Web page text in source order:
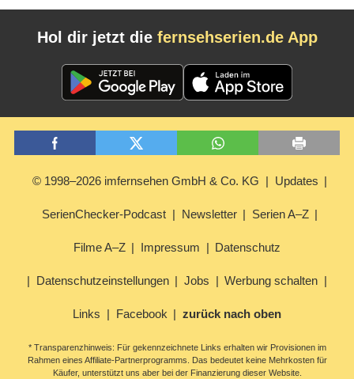
Hol dir jetzt die fernsehserien.de App
© 1998–2026 imfernsehen GmbH & Co. KG Updates
SerienChecker-Podcast Newsletter Serien A–Z
Filme A–Z Impressum Datenschutz
Datenschutzeinstellungen Jobs Werbung schalten
Links Facebook zurück nach oben
* Transparenzhinweis: Für gekennzeichnete Links erhalten wir Provisionen im
Rahmen eines Affiliate-Partnerprogramms. Das bedeutet keine Mehrkosten für
Käufer, unterstützt uns aber bei der Finanzierung dieser Website.